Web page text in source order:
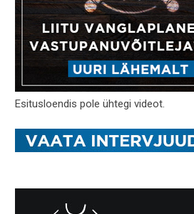
Esitusloendis pole ühtegi videot.